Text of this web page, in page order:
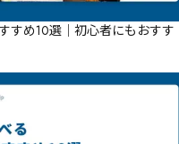
すめ10選｜初心者にもおすす